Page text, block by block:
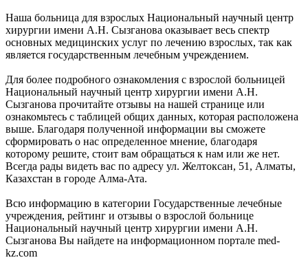
Наша больница для взрослых Национальный научный центр
хирургии имени А.Н. Сызганова оказывает весь спектр
основных медицинских услуг по лечению взрослых, так как
является государственным лечебным учреждением.
Для более подробного ознакомления с взрослой больницей
Национальный научный центр хирургии имени А.Н.
Сызганова прочитайте отзывы на нашей странице или
ознакомьтесь с таблицей общих данных, которая расположена
выше. Благодаря полученной информации вы сможете
сформировать о нас определенное мнение, благодаря
которому решите, стоит вам обращаться к нам или же нет.
Всегда рады видеть вас по адресу ул. Желтоксан, 51, Алматы,
Казахстан в городе Алма-Ата.
Всю информацию в категории Государственные лечебные
учреждения, рейтинг и отзывы о взрослой больнице
Национальный научный центр хирургии имени А.Н.
Сызганова Вы найдете на информационном портале med-
kz.com